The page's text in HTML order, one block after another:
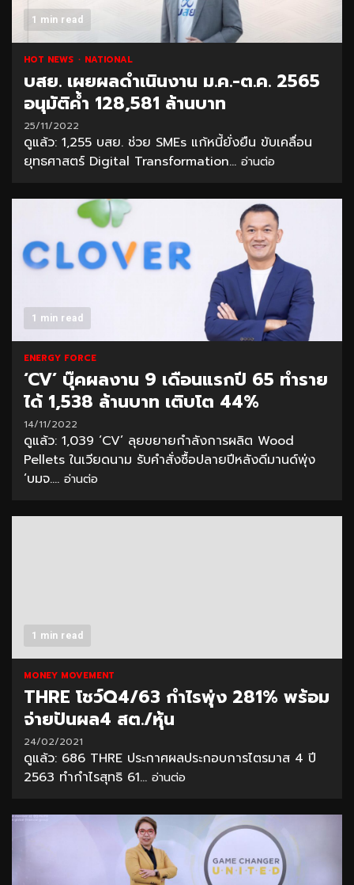
1 min read
HOT NEWS NATIONAL
บสย. เผยผลดำเนินงาน ม.ค.-ต.ค. 2565
อนุมัติค้ำ 128,581 ล้านบาท
25/11/2022
ดูแล้ว: 1,255 บสย. ช่วย SMEs แก้หนี้ยั่งยืน ขับเคลื่อน
ยุทธศาสตร์ Digital Transformation... อ่านต่อ
1 min read
ENERGY FORCE
‘CV’ บุ๊คผลงาน 9 เดือนแรกปี 65 ทำราย
ได้ 1,538 ล้านบาท เติบโต 44%
14/11/2022
ดูแล้ว: 1,039 ‘CV’ ลุยขยายกำลังการผลิต Wood
Pellets ในเวียดนาม รับคำสั่งซื้อปลายปีหลังดีมานด์พุ่ง
‘บมจ.... อ่านต่อ
1 min read
MONEY MOVEMENT
THRE โชว์Q4/63 กำไรพุ่ง 281% พร้อม
จ่ายปันผล4 สต./หุ้น
24/02/2021
ดูแล้ว: 686 THRE ประกาศผลประกอบการไตรมาส 4 ปี
2563 ทำกำไรสุทธิ 61... อ่านต่อ